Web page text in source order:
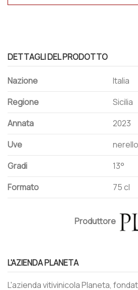
DETTAGLI DEL PRODOTTO
Nazione
Italia
Regione
Sicilia
Annata
2023
Uve
Gradi
13°
Formato
75 cl
Produttore
L'AZIENDA PLANETA
L'azienda vitivinicola Planeta,